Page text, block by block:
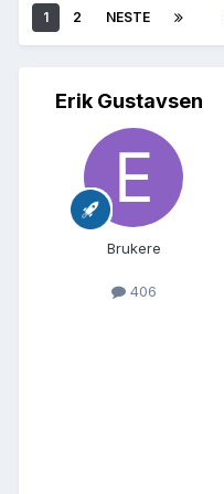
1 2 NESTE
Erik Gustavsen
Brukere
406